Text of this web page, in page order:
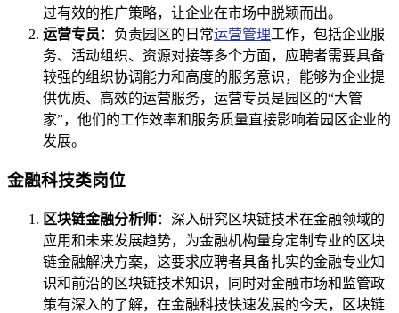
过有效的推广策略，让企业在市场中脱颖而出。
运营专员 ：负责园区的日常运营管理工作，包括企业服
务、活动组织、资源对接等多个方面，应聘者需要具备
较强的组织协调能力和高度的服务意识，能够为企业提
供优质、高效的运营服务，运营专员是园区的“大管
家”，他们的工作效率和服务质量直接影响着园区企业的
发展。
金融科技类岗位
区块链金融分析师：深入研究区块链技术在金融领域的
应用和未来发展趋势，为金融机构量身定制专业的区块
链金融解决方案，这要求应聘者具备扎实的金融专业知
识和前沿的区块链技术知识，同时对金融市场和监管政
策有深入的了解，在金融科技快速发展的今天，区块链